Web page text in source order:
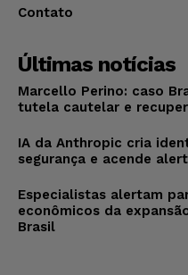
Contato
Últimas notícias
Marcello Perino: caso
tutela cautelar e
IA da Anthropic cria
segurança e acende
Especialistas alertam
econômicos da
Brasil